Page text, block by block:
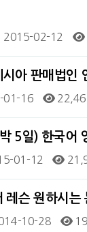
2015-02-12
아 판매법인
01-16
5일) 한국어
01-12
레슨 원하시는
10-28